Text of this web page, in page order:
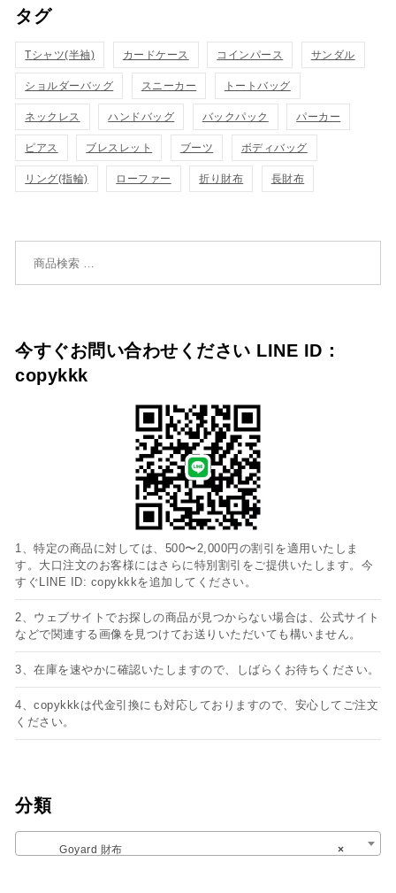
タグ
Tシャツ(半袖) カードケース コインパース サンダル
ショルダーバッグ スニーカー トートバッグ
ネックレス ハンドバッグ バックパック パーカー
ピアス ブレスレット ブーツ ボディバッグ
リング(指輪) ローファー 折り財布 長財布
今すぐお問い合わせください LINE ID：
copykkk
1、特定の商品に対しては、500〜2,000円の割引を適用いたしま
す。大口注文のお客様にはさらに特別割引をご提供いたします。今
すぐLINE ID: copykkkを追加してください。
2、ウェブサイトでお探しの商品が見つからない場合は、公式サイト
などで関連する画像を見つけてお送りいただいても構いません。
3、在庫を速やかに確認いたしますので、しばらくお待ちください。
4、copykkkは代金引換にも対応しておりますので、安心してご注文
ください。
分類
×
Goyard 財布